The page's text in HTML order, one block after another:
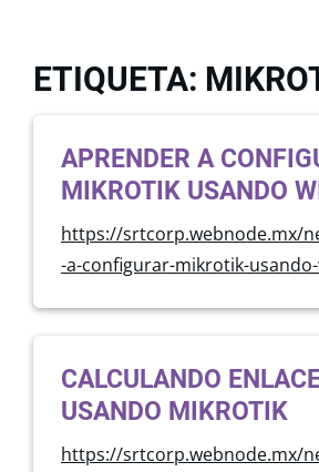
ETIQUETA:
APRENDER A
MIKROTIK USANDO
https://srtcorp.webnode.mx/
-a-configurar-mikrotik-
CALCULANDO
USANDO MIKROTIK
https://srtcorp.webnode.mx/